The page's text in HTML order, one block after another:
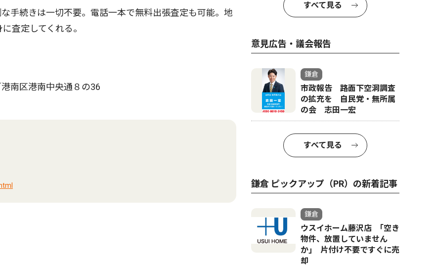
手続きは一切不要。電話一本で無料出張査定も可能。地
査定してくれる。
南区港南中央通８の36
すべて見る
意見広告・議会報告
鎌倉
市政報告 路面下空洞調査
の拡充を 自民党・無所属
の会 志田一宏
すべて見る
鎌倉 ピックアップ（PR）の新着記事
鎌倉
ウスイホーム藤沢店 ｢空き
物件、放置していません
か｣ 片付け不要ですぐに売
却